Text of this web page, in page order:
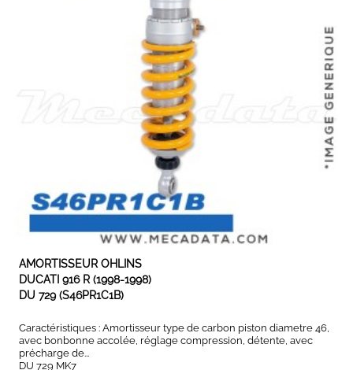
EXPEDIÉ SOUS 5 À 10 JOURS
AMORTISSEUR OHLINS
DUCATI 916 R (1998-1998)
DU 729 (S46PR1C1B)
Caractéristiques : Amortisseur type de carbon piston diametre 46,
avec bonbonne accolée, réglage compression, détente, avec
précharge de...
DU 729 MK7